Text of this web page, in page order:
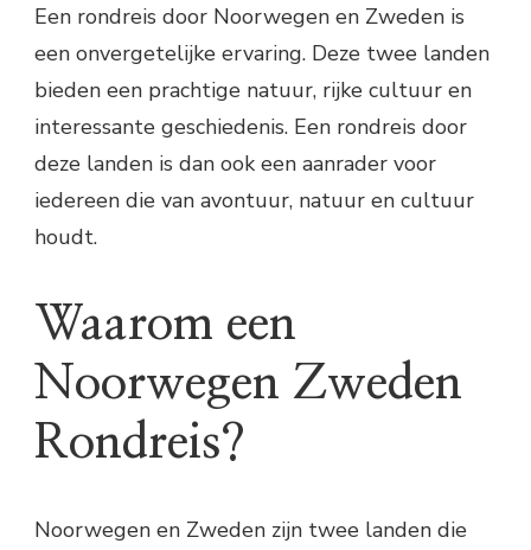
Een rondreis door Noorwegen en Zweden is
een onvergetelijke ervaring. Deze twee landen
bieden een prachtige natuur, rijke cultuur en
interessante geschiedenis. Een rondreis door
deze landen is dan ook een aanrader voor
iedereen die van avontuur, natuur en cultuur
houdt.
Waarom een
Noorwegen Zweden
Rondreis?
Noorwegen en Zweden zijn twee landen die